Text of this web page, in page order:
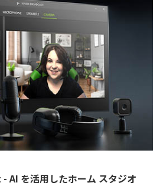
AI を活用したホーム スタジオ